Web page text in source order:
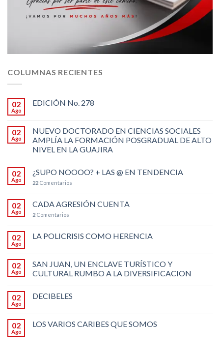
COLUMNAS RECIENTES
02
Ago
EDICIÓN No. 278
02
Ago
NUEVO DOCTORADO EN CIENCIAS SOCIALES
AMPLÍA LA FORMACIÓN POSGRADUAL DE ALTO
NIVEL EN LA GUAJIRA
02
Ago
¿SUPO NOOOO? + LAS @ EN TENDENCIA
22 Comentarios
02
Ago
CADA AGRESIÓN CUENTA
2 Comentarios
02
Ago
LA POLICRISIS COMO HERENCIA
02
Ago
SAN JUAN, UN ENCLAVE TURÍSTICO Y
CULTURAL RUMBO A LA DIVERSIFICACION
02
Ago
DECIBELES
02
Ago
LOS VARIOS CARIBES QUE SOMOS